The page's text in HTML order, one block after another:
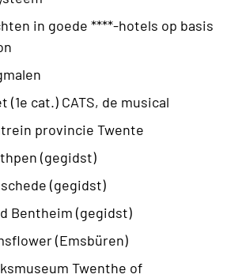
in goede ****-hotels op basis
(1e cat.) CATS, de musical
provincie Twente
(gegidst)
(gegidst)
Bentheim (gegidst)
(Emsbüren)
Twenthe of